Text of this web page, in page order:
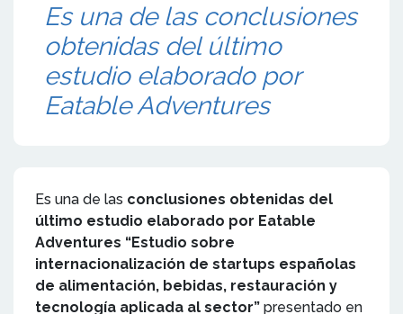
Es una de las conclusiones
obtenidas del último
estudio elaborado por
Eatable Adventures
Es una de las conclusiones obtenidas del
último estudio elaborado por Eatable
Adventures “Estudio sobre
internacionalización de startups españolas
de alimentación, bebidas, restauración y
tecnología aplicada al sector” presentado en